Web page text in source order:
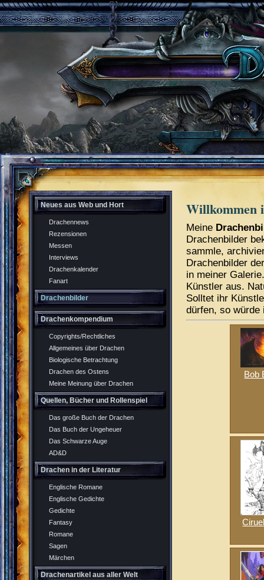
Neues aus Web und Hort
Drachennews
Rezensionen
Messen
Interviews
Drachenkalender
Fanart
Drachenbilder
Drachenkompendium
Copyrights/Rechtliches
Allgemeines über Drachen
Biologische Betrachtung
Drachen des Ostens
Meine Meinung über Drachen
Quellen, Bücher und Rollenspiel
Das große Buch der Drachen
Das Buch der Ungeheuer
Das Schwarze Auge
AD&D
Drachen in der Literatur
Englische Romane
Englische Gedichte
Gedichte
Fantasy
Romane
Sagen
Märchen
Drachenartikel aus aller Welt
Willkommen
Meine
Drachenbilder
sammle,
Drachenbilder
in meiner
Künstler aus.
Solltet ihr
dürfen, so
Bob